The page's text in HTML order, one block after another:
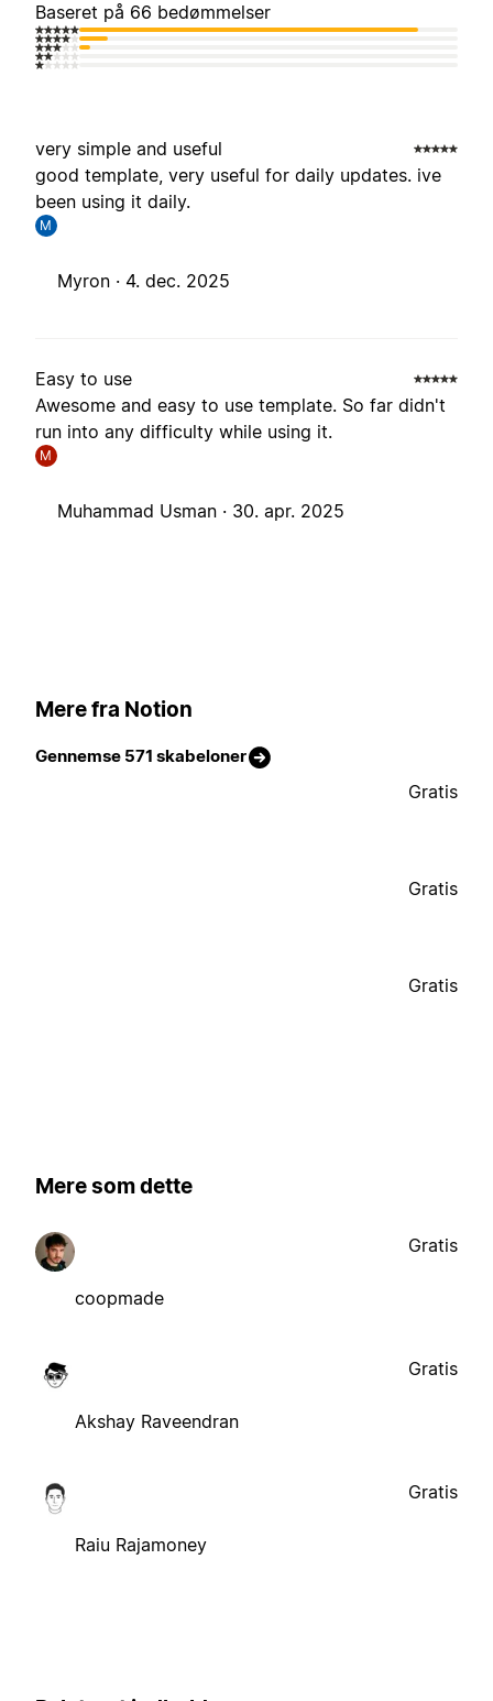
Baseret på 66 bedømmelser
very simple and useful
good template, very useful for daily updates. ive
been using it daily.
M
Myron · 4. dec. 2025
Easy to use
Awesome and easy to use template. So far didn't
run into any difficulty while using it.
M
Muhammad Usman · 30. apr. 2025
Mere fra Notion
Gennemse 571 skabeloner
Gratis
Gratis
Gratis
Mere som dette
coopmade
Gratis
Akshay Raveendran
Gratis
Raiu Rajamoney
Gratis